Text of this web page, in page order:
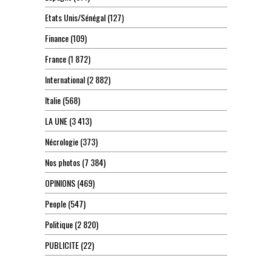
Etats Unis/Sénégal(127)
Finance(109)
France(1 872)
International(2 882)
Italie(568)
LA UNE(3 413)
Nécrologie(373)
Nos photos(7 384)
OPINIONS(469)
People(547)
Politique(2 820)
PUBLICITE(22)